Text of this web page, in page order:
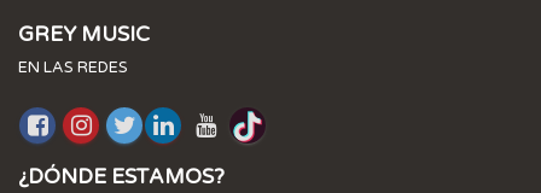
GREY MUSIC
EN LAS REDES
¿DÓNDE ESTAMOS?